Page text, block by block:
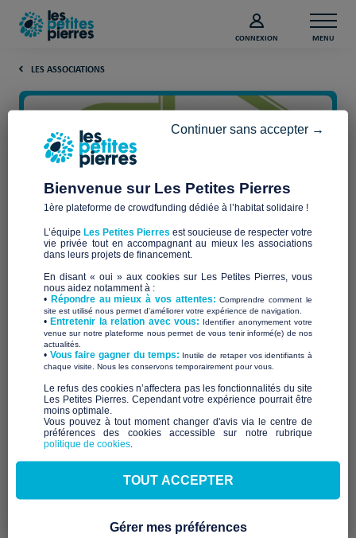
CONNEXION MENU
LES ASSOCIATIONS
LA BOUTURE
Qui sommes-nous ?
La Boutureest une association qui œuvre depuis sa création
en 1996 pour
la prise en compte du décrochage scolaire
par les institutions et les professionnels, et accompagne
des jeunes et leurs familles vers les voies du raccrochage.
Elle est composée d’anciens parents de décrocheurs
d’anciens décrocheurs, detravailleurs sociaux, de
professionnels de la politique de la ville, d’
simples citoyenssoucieux d’une Ecole Pour Tous luttant
Bienvenue sur Les Petites Pierres
1ère plateforme de crowdfunding dédiée à l’habitat solidaire !
L’équipe Les Petites Pierres est soucieuse de respecter votre
vie privée tout en accompagnant au mieux les associations
dans leurs projets de financement.
En disant « oui » aux cookies sur Les Petites Pierres, vous
nous aidez notamment à :
• Répondre au mieux à vos attentes:Comprendre comment le
site est utilisé nous permet d'améliorer votre expérience de navigation.
•Entretenir la relation avec vous: Identifier anonymement votre
venue sur notre plateforme nous permet de vous tenir informé(e) de nos
actualités.
​• Vous faire gagner du temps: Inutile de retaper vos identifiants à
chaque visite. Nous les conservons temporairement pour vous.
​Le refus des cookies n’affectera pas les fonctionnalités du site
Les Petites Pierres. Cependant votre expérience pourrait être
moins optimale.​
Vous pouvez à tout moment changer d'avis via le centre de
préférences des cookies accessible sur notre rubrique
politique de cookies
Continuer sans accepter →
TOUT ACCEPTER
Gérer mes préférences